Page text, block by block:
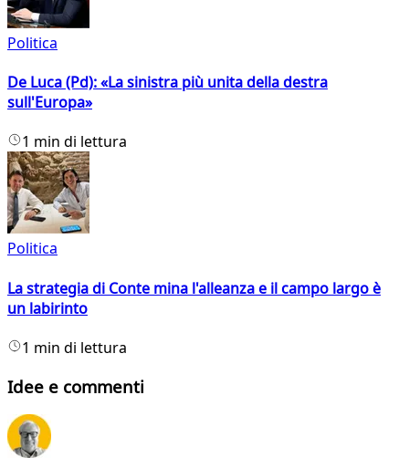
Politica
De Luca (Pd): «La sinistra più unita della destra
sull'Europa»
1 min di lettura
Politica
La strategia di Conte mina l'alleanza e il campo largo è
un labirinto
1 min di lettura
Idee e commenti